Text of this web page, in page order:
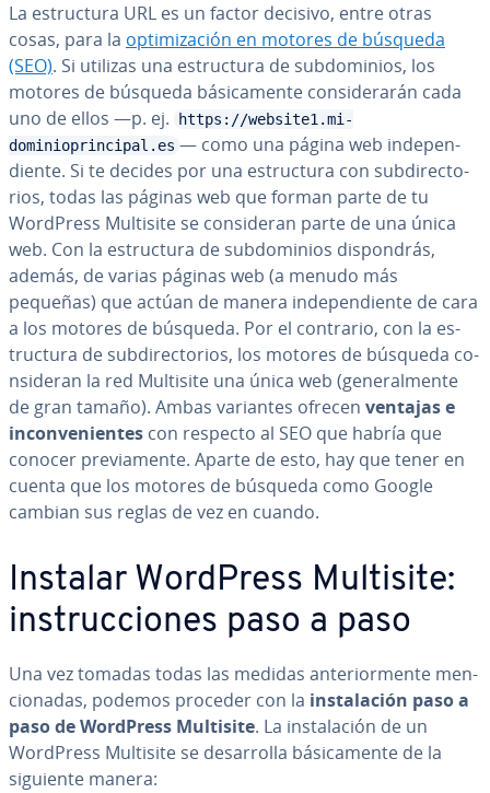
La es­tru­c­tu­ra URL es un factor decisivo, entre otras
cosas, para la op­ti­mi­za­ción en motores de búsqueda
(SEO). Si utilizas una es­tru­c­tu­ra de su­b­do­mi­nios, los
motores de búsqueda bá­si­ca­me­n­te co­n­si­de­ra­rán cada
uno de ellos —p. ej.
https://website1.mi-
dominioprincipal.es — como una página web in­de­pe­n­
die­n­te. Si te decides por una es­tru­c­tu­ra con su­b­di­re­c­to­
rios, todas las páginas web que forman parte de tu
WordPress Multisite se co­n­si­de­ran parte de una única
web. Con la es­tru­c­tu­ra de su­b­do­mi­nios di­s­po­n­drás,
además, de varias páginas web (a menudo más
pequeñas) que actúan de manera in­de­pe­n­die­n­te de cara
a los motores de búsqueda. Por el contrario, con la es­
tru­c­tu­ra de su­b­di­re­c­to­rios, los motores de búsqueda co­
n­si­de­ran la red Multisite una única web (ge­ne­ra­l­me­n­te
de gran tamaño). Ambas variantes ofrecen ventajas e
in­co­n­ve­nie­n­tes con respecto al SEO que habría que
conocer pre­via­me­n­te. Aparte de esto, hay que tener en
cuenta que los motores de búsqueda como Google
cambian sus reglas de vez en cuando.
Instalar WordPress Multisite:
in­s­tru­c­cio­nes paso a paso
Una vez tomadas todas las medidas an­te­rio­r­me­n­te me­n­
cio­na­das, podemos proceder con la in­s­ta­la­ción paso a
paso de WordPress Multisite. La in­s­ta­la­ción de un
WordPress Multisite se de­sa­rro­lla bá­si­ca­me­n­te de la
siguiente manera: